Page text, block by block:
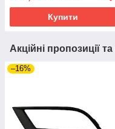
Купити
Акційні пропозиції
–16%